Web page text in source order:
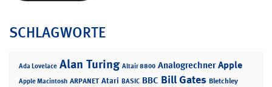
SCHLAGWORTE
Ada Lovelace Alan Turing Altair 8800 Analogrechner Apple
Apple Macintosh ARPANET Atari BASIC BBC Bill Gates Bletchley